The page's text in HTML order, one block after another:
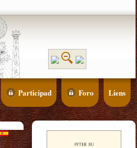
Participad Foro Liens